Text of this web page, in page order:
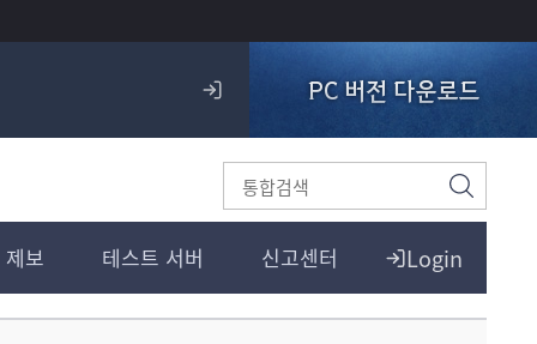
로
PC 버전 다운로드
검
색
Login
보 테스트 서버 신고센터